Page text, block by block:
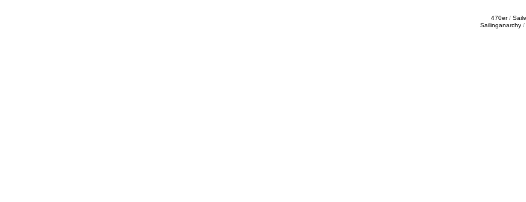
470er/
Sailinganarchy /